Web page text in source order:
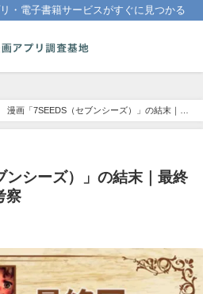
・電子書籍サービスがすぐに見つかる
漫画「7SEEDS（セブンシーズ）」の結末｜最
ンシーズ）」の結末｜最終
察